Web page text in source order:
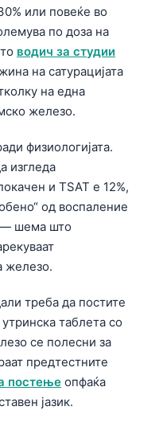
или повеќе во
по доза на
водич за студии
на сатурацијата
на една
железо.
физиологијата.
изгледа
и TSAT е 12%,
од воспаление
— шема што
железо.
треба да постите
таблета со
се полесни за
предтестните
постење опфаќа
јазик.